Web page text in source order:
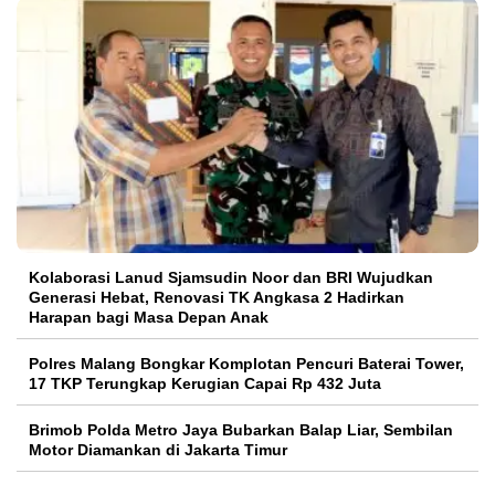
Kolaborasi Lanud Sjamsudin Noor dan BRI Wujudkan
Generasi Hebat, Renovasi TK Angkasa 2 Hadirkan
Harapan bagi Masa Depan Anak
Polres Malang Bongkar Komplotan Pencuri Baterai Tower,
17 TKP Terungkap Kerugian Capai Rp 432 Juta
Brimob Polda Metro Jaya Bubarkan Balap Liar, Sembilan
Motor Diamankan di Jakarta Timur